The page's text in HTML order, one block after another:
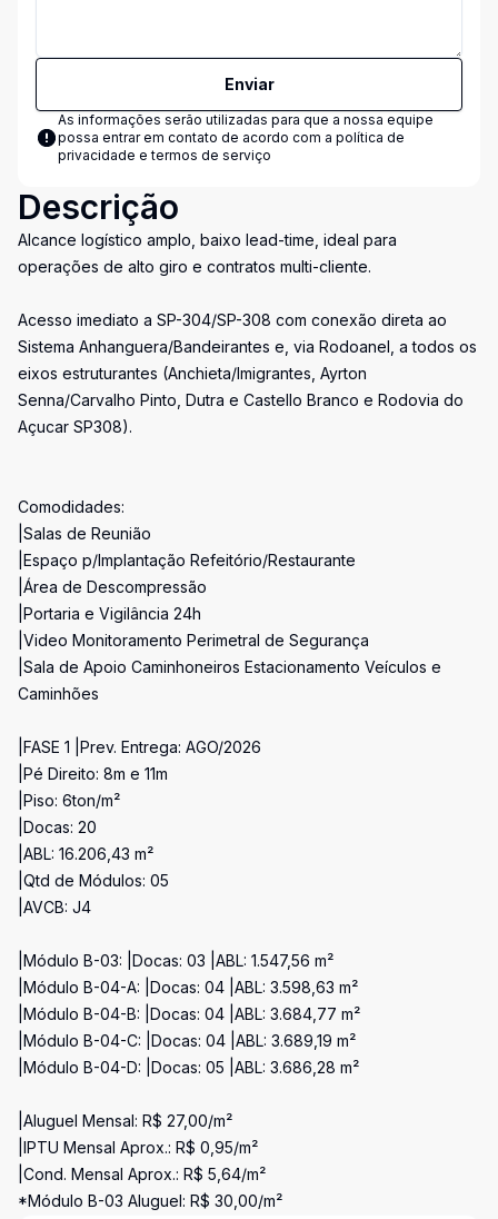
Enviar
As informações serão utilizadas para que a nossa equipe
possa entrar em contato de acordo com a política de
privacidade e termos de serviço
Descrição
Alcance logístico amplo, baixo lead-time, ideal para
operações de alto giro e contratos multi-cliente.
Acesso imediato a SP-304/SP-308 com conexão direta ao
Sistema Anhanguera/Bandeirantes e, via Rodoanel, a todos os
eixos estruturantes (Anchieta/Imigrantes, Ayrton
Senna/Carvalho Pinto, Dutra e Castello Branco e Rodovia do
Açucar SP308).
Comodidades:
|Salas de Reunião
|Espaço p/Implantação Refeitório/Restaurante
|Área de Descompressão
|Portaria e Vigilância 24h
|Video Monitoramento Perimetral de Segurança
|Sala de Apoio Caminhoneiros Estacionamento Veículos e
Caminhões
|FASE 1 |Prev. Entrega: AGO/2026
|Pé Direito: 8m e 11m
|Piso: 6ton/m²
|Docas: 20
|ABL: 16.206,43 m²
|Qtd de Módulos: 05
|AVCB: J4
|Módulo B-03: |Docas: 03 |ABL: 1.547,56 m²
|Módulo B-04-A: |Docas: 04 |ABL: 3.598,63 m²
|Módulo B-04-B: |Docas: 04 |ABL: 3.684,77 m²
|Módulo B-04-C: |Docas: 04 |ABL: 3.689,19 m²
|Módulo B-04-D: |Docas: 05 |ABL: 3.686,28 m²
|Aluguel Mensal: R$ 27,00/m²
|IPTU Mensal Aprox.: R$ 0,95/m²
|Cond. Mensal Aprox.: R$ 5,64/m²
*Módulo B-03 Aluguel: R$ 30,00/m²